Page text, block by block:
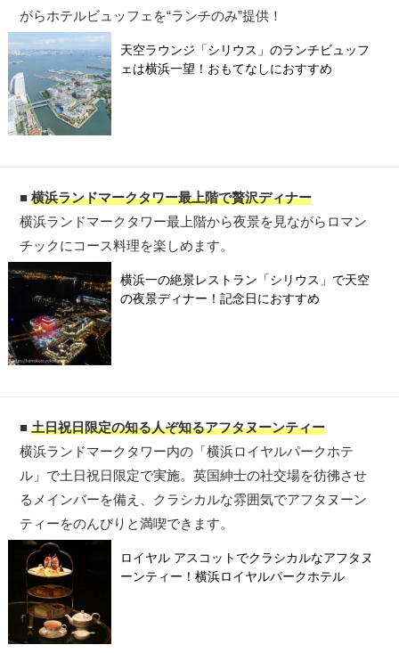
がらホテルビュッフェを“ランチのみ”提供！
天空ラウンジ「シリウス」のランチビュッフ
ェは横浜一望！おもてなしにおすすめ
■横浜ランドマークタワー最上階で贅沢ディナー
横浜ランドマークタワー最上階から夜景を見ながらロマン
チックにコース料理を楽しめます。
横浜一の絶景レストラン「シリウス」で天空
の夜景ディナー！記念日におすすめ
■土日祝日限定の知る人ぞ知るアフタヌーンティー
横浜ランドマークタワー内の「横浜ロイヤルパークホテ
ル」で土日祝日限定で実施。英国紳士の社交場を彷彿させ
るメインバーを備え、クラシカルな雰囲気でアフタヌーン
ティーをのんびりと満喫できます。
ロイヤル アスコットでクラシカルなアフタヌ
ーンティー！横浜ロイヤルパークホテル